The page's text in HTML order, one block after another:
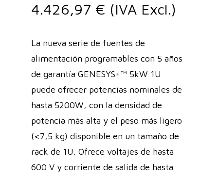
4.426,97 € (IVA Excl.)
La nueva serie de fuentes de
alimentación programables con 5 años
de garantía GENESYS+™ 5kW 1U
puede ofrecer potencias nominales de
hasta 5200W, con la densidad de
potencia más alta y el peso más ligero
(<7,5 kg) disponible en un tamaño de
rack de 1U. Ofrece voltajes de hasta
600 V y corriente de salida de hasta